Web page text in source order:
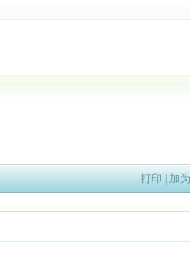
打印 | 加